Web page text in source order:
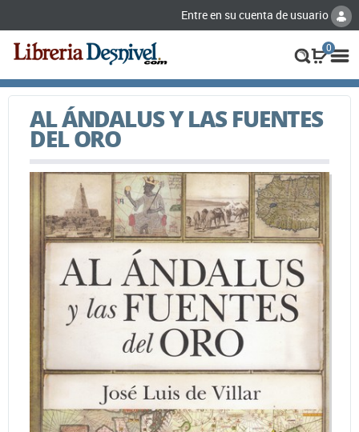
Entre en su cuenta de usuario
0
AL ÁNDALUS Y LAS FUENTES
DEL ORO